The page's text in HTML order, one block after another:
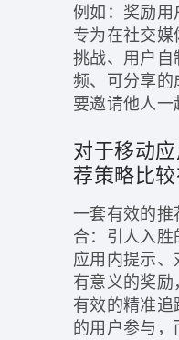
例如：奖励用
专为在社交
挑战、用户
频、可分享
要邀请他人
对于移动
荐策略比较
一套有效的
合：引人入
应用内提示
有意义的奖
有效的精准
的用户参与